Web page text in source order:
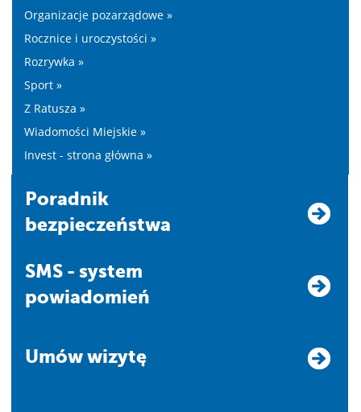
Organizacje pozarządowe »
Rocznice i uroczystości »
Rozrywka »
Sport »
Z Ratusza »
Wiadomości Miejskie »
Invest - strona główna »
Poradnik
bezpieczeństwa
SMS - system
powiadomień
Umów wizytę